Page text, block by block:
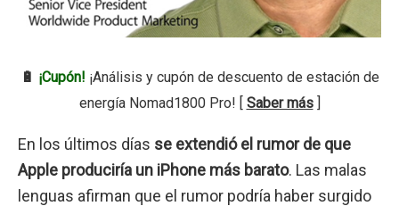
🔋 ¡Cupón! ¡Análisis y cupón de descuento de estación de
energía Nomad1800 Pro! [ Saber más]
En los últimos días se extendió el rumor de que
Apple produciría un iPhone más barato. Las malas
lenguas afirman que el rumor podría haber surgido